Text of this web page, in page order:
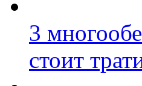
3
стоит